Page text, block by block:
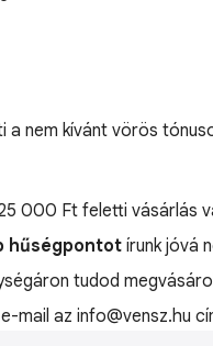
nem kívánt vörös
000 Ft feletti vásárlás
hűségpontot írunk jóvá
tudod
mail az info@vensz.hu